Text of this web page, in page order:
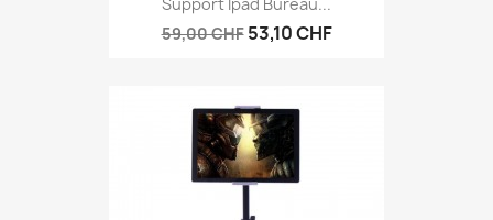
Support Ipad Bureau...
59,00 CHF 53,10 CHF